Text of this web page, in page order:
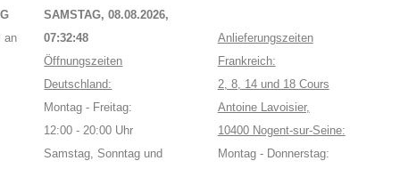
an
SAMSTAG, 08.08.2026,
07:32:48
Öffnungszeiten
Deutschland:
Montag - Freitag:
12:00 - 20:00 Uhr
Samstag, Sonntag und
Anlieferungszeiten
Frankreich:
2, 8, 14 und 18 Cours
Antoine Lavoisier,
10400 Nogent-sur-Seine:
Montag - Donnerstag: